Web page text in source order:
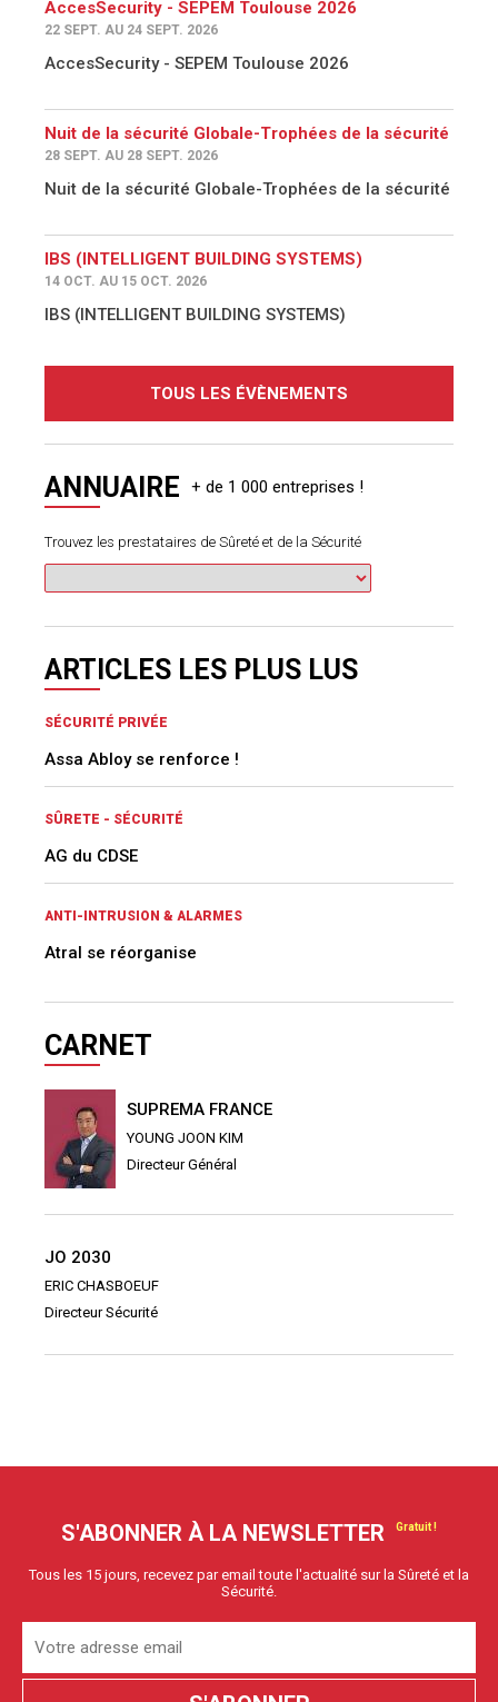
AccesSecurity - SEPEM Toulouse 2026
22 SEPT. AU 24 SEPT. 2026
AccesSecurity - SEPEM Toulouse 2026
Nuit de la sécurité Globale-Trophées de la sécurité
28 SEPT. AU 28 SEPT. 2026
Nuit de la sécurité Globale-Trophées de la sécurité
IBS (INTELLIGENT BUILDING SYSTEMS)
14 OCT. AU 15 OCT. 2026
IBS (INTELLIGENT BUILDING SYSTEMS)
TOUS LES ÉVÈNEMENTS
ANNUAIRE
Trouvez les prestataires de Sûreté et de la Sécurité
ARTICLES LES PLUS LUS
SÉCURITÉ PRIVÉE
Assa Abloy se renforce !
SÛRETE - SÉCURITÉ
AG du CDSE
ANTI-INTRUSION & ALARMES
Atral se réorganise
CARNET
SUPREMA FRANCE
YOUNG JOON KIM
Directeur Général
JO 2030
ERIC CHASBOEUF
Directeur Sécurité
S'ABONNER À LA NEWSLETTER
Tous les 15 jours, recevez par email toute l'actualité sur la Sûreté et la
Sécurité.